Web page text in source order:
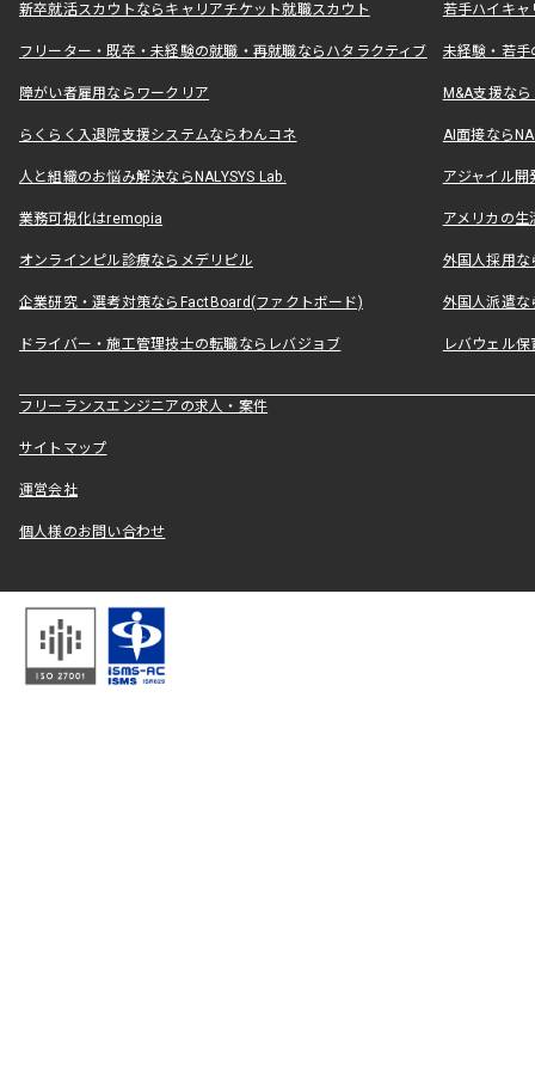
新卒就活スカウトならキャリアチケット就職スカウト 若手ハイキ
フリーター・既卒・未経験の就職・再就職ならハタラクティブ 未経験・若手
障がい者雇用ならワークリア M&A支援な
らくらく入退院支援システムならわんコネ AI面接なら
人と組織のお悩み解決ならNALYSYS Lab. アジャイル
業務可視化はremopia アメリカの
オンラインピル診療ならメデリピル 外国人採用
企業研究・選考対策ならFactBoard(ファクトボード) 外国人派遣な
ドライバー・施工管理技士の転職ならレバジョブ レバウェル
フリーランスエンジニアの求人・案件
サイトマップ
運営会社
個人様のお問い合わせ